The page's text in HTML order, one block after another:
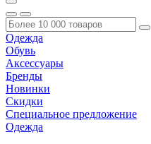
Одежда
Обувь
Аксессуары
Бренды
Новинки
Скидки
Специальное предложение
Одежда